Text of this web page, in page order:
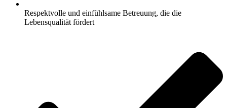
Respektvolle und einfühlsame Betreuung, die die
Lebensqualität fördert